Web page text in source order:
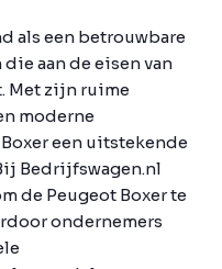
als een betrouwbare
aan de eisen van
Met zijn ruime
moderne
een uitstekende
Bedrijfswagen.nl
de Peugeot Boxer te
ondernemers